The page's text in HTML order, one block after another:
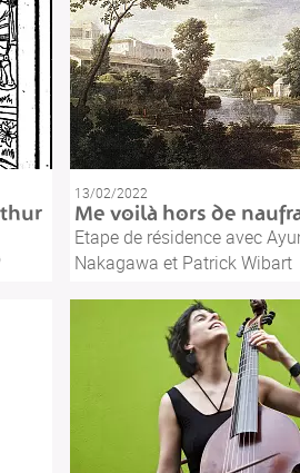
13/02/2022
Me voilà hors de
Etape de résidence avec
Nakagawa et Patrick Wibart